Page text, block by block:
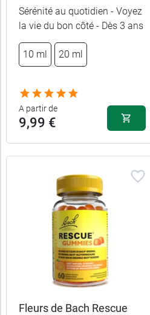
Sérénité au quotidien - Voyez
la vie du bon côté - Dès 3 ans
10 ml 20 ml
A partir de
9,99 €
Fleurs de Bach Rescue